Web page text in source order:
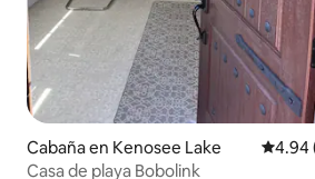
Cabaña en Kenosee Lake
4.94
Casa de playa Bobolink